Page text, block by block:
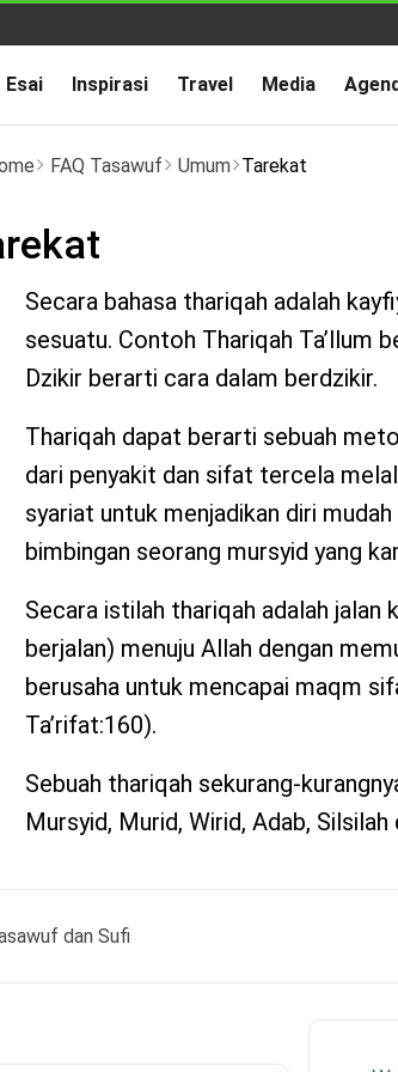
Esai Inspirasi Travel Media
FAQ Tasawuf Umum Tarekat
Secara bahasa thariqah adalah
sesuatu. Contoh Thariqah Ta’llum
Dzikir berarti cara dalam berdzikir.
Thariqah dapat berarti sebuah
dari penyakit dan sifat tercela
syariat untuk menjadikan diri
bimbingan seorang mursyid yang
Secara istilah thariqah adalah jalan
berjalan) menuju Allah dengan
berusaha untuk mencapai maqm
Ta’rifat:160).
Sebuah thariqah sekurang-
Mursyid, Murid, Wirid, Adab, Silsilah
dan Sufi